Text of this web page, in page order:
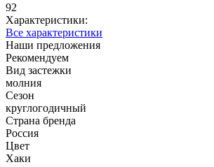
92
Характеристики:
Все характеристики
Наши предложения
Рекомендуем
Вид застежки
молния
Сезон
круглогодичный
Страна бренда
Россия
Цвет
Хаки